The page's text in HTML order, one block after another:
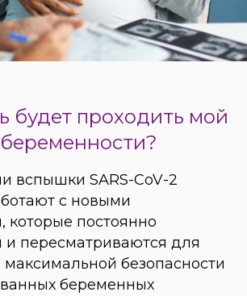
будет проходить мой
вспышки SARS-CoV-2
с новыми
которые постоянно
и пересматриваются для
безопасности
беременных